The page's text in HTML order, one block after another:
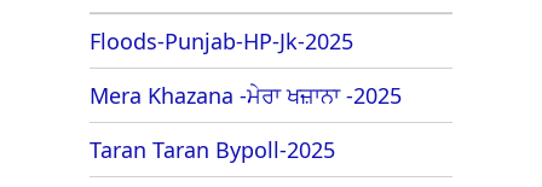
Floods-Punjab-HP-Jk-2025
Mera Khazana -ਮੇਰਾ ਖਜ਼ਾਨਾ -2025
Taran Taran Bypoll-2025